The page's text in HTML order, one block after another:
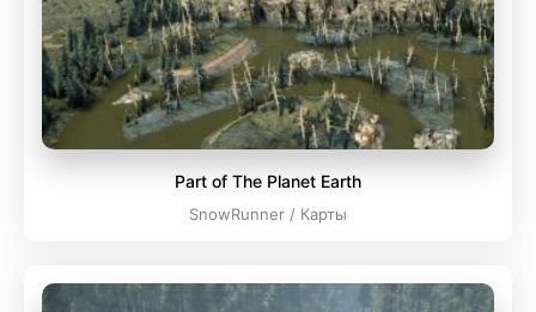
Part of The Planet Earth
SnowRunner / Карты